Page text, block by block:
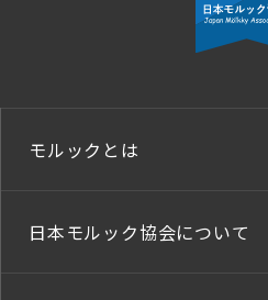
モルックとは
日本モルック協会について